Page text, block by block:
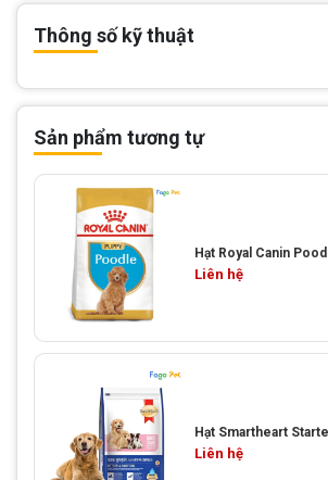
Thông số kỹ thuật
Sản phẩm tương tự
Hạt Royal Canin
Liên hệ
Hạt Smartheart
Liên hệ